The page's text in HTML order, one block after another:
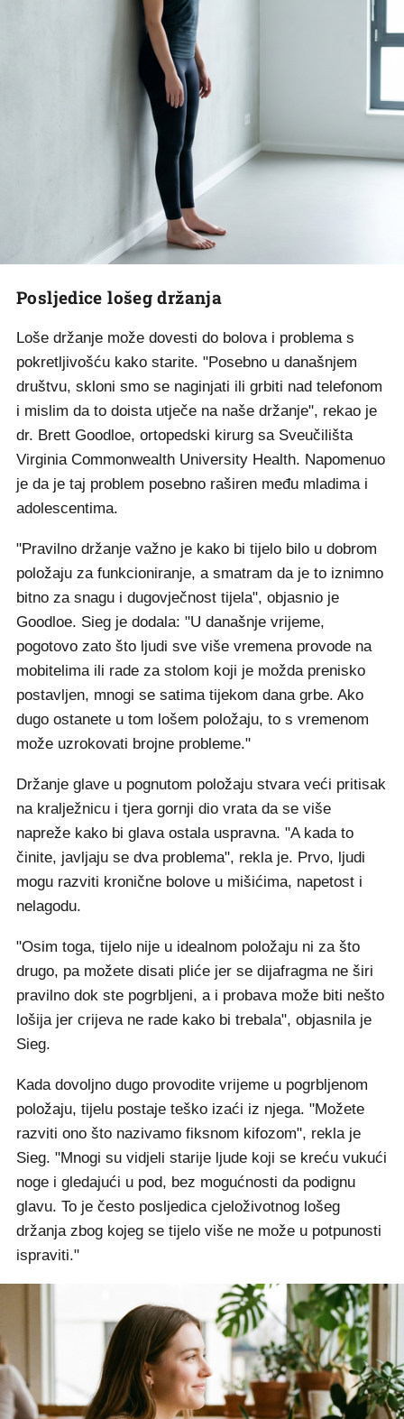
Posljedice lošeg držanja
Loše držanje može dovesti do bolova i problema s
pokretljivošću kako starite. "Posebno u današnjem
društvu, skloni smo se naginjati ili grbiti nad telefonom
i mislim da to doista utječe na naše držanje", rekao je
dr. Brett Goodloe, ortopedski kirurg sa Sveučilišta
Virginia Commonwealth University Health. Napomenuo
je da je taj problem posebno raširen među mladima i
adolescentima.
"Pravilno držanje važno je kako bi tijelo bilo u dobrom
položaju za funkcioniranje, a smatram da je to iznimno
bitno za snagu i dugovječnost tijela", objasnio je
Goodloe. Sieg je dodala: "U današnje vrijeme,
pogotovo zato što ljudi sve više vremena provode na
mobitelima ili rade za stolom koji je možda prenisko
postavljen, mnogi se satima tijekom dana grbe. Ako
dugo ostanete u tom lošem položaju, to s vremenom
može uzrokovati brojne probleme."
Držanje glave u pognutom položaju stvara veći pritisak
na kralježnicu i tjera gornji dio vrata da se više
napreže kako bi glava ostala uspravna. "A kada to
činite, javljaju se dva problema", rekla je. Prvo, ljudi
mogu razviti kronične bolove u mišićima, napetost i
nelagodu.
"Osim toga, tijelo nije u idealnom položaju ni za što
drugo, pa možete disati pliće jer se dijafragma ne širi
pravilno dok ste pogrbljeni, a i probava može biti nešto
lošija jer crijeva ne rade kako bi trebala", objasnila je
Sieg.
Kada dovoljno dugo provodite vrijeme u pogrbljenom
položaju, tijelu postaje teško izaći iz njega. "Možete
razviti ono što nazivamo fiksnom kifozom", rekla je
Sieg. "Mnogi su vidjeli starije ljude koji se kreću vukući
noge i gledajući u pod, bez mogućnosti da podignu
glavu. To je često posljedica cjeloživotnog lošeg
držanja zbog kojeg se tijelo više ne može u potpunosti
ispraviti."